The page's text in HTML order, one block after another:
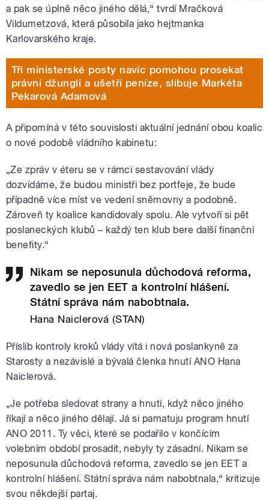
a pak se úplně něco jiného dělá,“ tvrdí Mračková
Vildumetzová, která působila jako hejtmanka
Karlovarského kraje.
Tři ministerské posty navíc pomohou prosekat
právní džungli a ušetří peníze, slibuje Markéta
Pekarová Adamová
A připomíná v této souvislosti aktuální jednání obou koalic
o nové podobě vládního kabinetu:
„Ze zpráv v éteru se v rámci sestavování vlády
dozvídáme, že budou ministři bez portfeje, že bude
případně více míst ve vedení sněmovny a podobně.
Zároveň ty koalice kandidovaly spolu. Ale vytvoří si pět
poslaneckých klubů – každý ten klub bere další finanční
benefity.“
Nikam se neposunula důchodová reforma,
zavedlo se jen EET a kontrolní hlášení.
Státní správa nám nabobtnala.
Hana Naiclerová (STAN)
Příslib kontroly kroků vlády vítá i nová poslankyně za
Starosty a nezávislé a bývalá členka hnutí ANO Hana
Naiclerová.
„Je potřeba sledovat strany a hnutí, když něco jiného
říkají a něco jiného dělají. Já si pamatuju program hnutí
ANO 2011. Ty věci, které se podařilo v končícím
volebním období prosadit, nebyly ty zásadní. Nikam se
neposunula důchodová reforma, zavedlo se jen EET a
kontrolní hlášení. Státní správa nám nabobtnala,“ kritizuje
svou někdejší partaj.